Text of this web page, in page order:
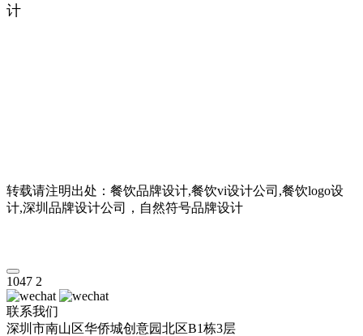
转载请注明出处：餐饮品牌设计,餐饮vi设计公司,餐饮logo设
计,深圳品牌设计公司，自然符号品牌设计
1047 2
联系我们
深圳市南山区华侨城创意园北区B1栋3层